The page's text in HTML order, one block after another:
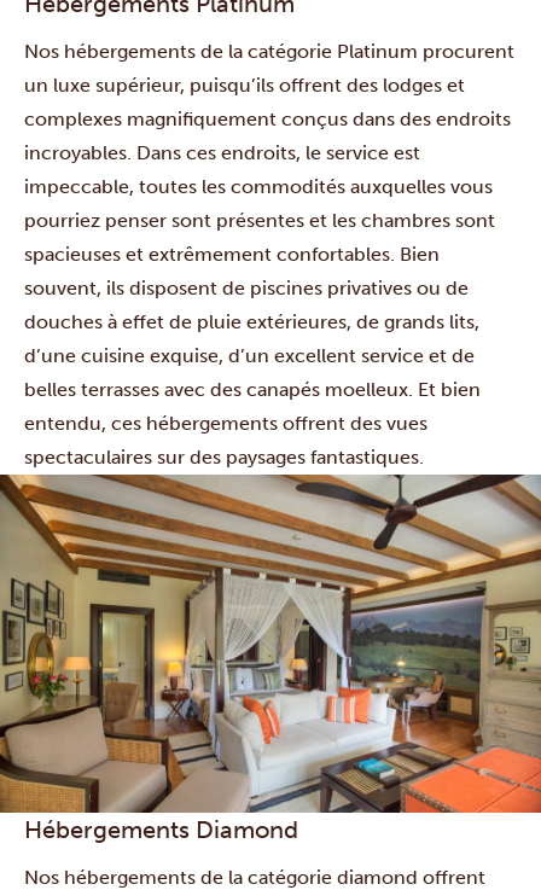
Nos hébergements de la catégorie Platinum procurent
un luxe supérieur, puisqu’ils offrent des lodges et
complexes magnifiquement conçus dans des endroits
incroyables. Dans ces endroits, le service est
impeccable, toutes les commodités auxquelles vous
pourriez penser sont présentes et les chambres sont
spacieuses et extrêmement confortables. Bien
souvent, ils disposent de piscines privatives ou de
douches à effet de pluie extérieures, de grands lits,
d’une cuisine exquise, d’un excellent service et de
belles terrasses avec des canapés moelleux. Et bien
entendu, ces hébergements offrent des vues
spectaculaires sur des paysages fantastiques.
Hébergements Diamond
Nos hébergements de la catégorie diamond offrent